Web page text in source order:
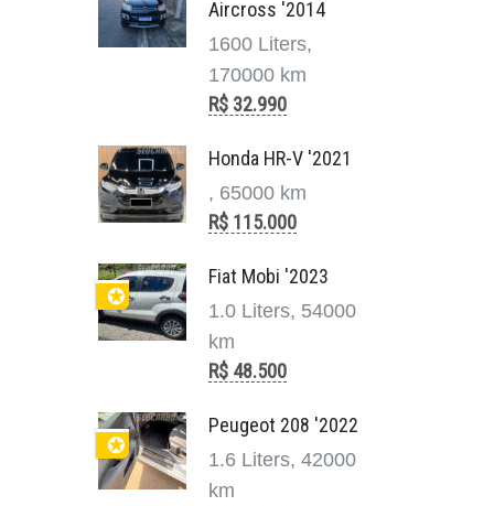
Aircross '2014
1600 Liters,
170000 km
R$ 32.990
Honda HR-V '2021
, 65000 km
R$ 115.000
✪
Fiat Mobi '2023
1.0 Liters, 54000
km
R$ 48.500
✪
Peugeot 208 '2022
1.6 Liters, 42000
km